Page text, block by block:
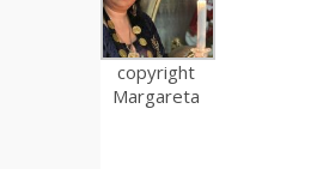
copyright
Margareta